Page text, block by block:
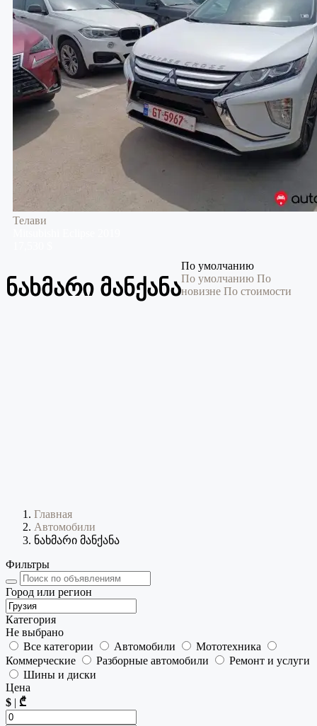
Телави
ნახმარი მანქანა
По умолчанию
По умолчанию По
новизне По стоимости
Главная
Автомобили
ნახმარი მანქანა
Фильтры
Город или регион
Категория
Не выбрано
Все категории
Автомобили
Мототехника
Коммерческие
Разборные автомобили
Ремонт и услуги
Шины и диски
Цена
$ | ₾